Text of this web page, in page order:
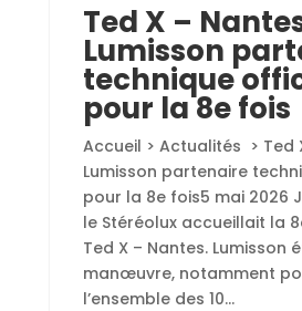
Ted X –
Lumisson
technique
pour la 8e fois
Accueil > Actualités > Ted
Lumisson partenaire
pour la 8e fois5 mai 2026
le Stéréolux accueillait la
Ted X – Nantes. Lumisson
manœuvre, notamment
l’ensemble des 10...